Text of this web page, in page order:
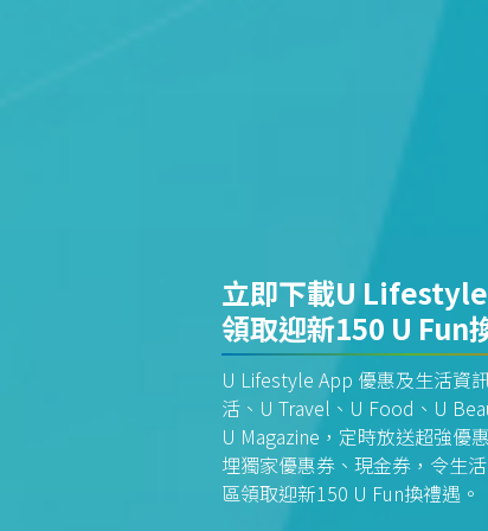
立即下載U
領取迎新150 U Fun
U Lifestyle App 優惠及生活資
活、U Travel、U Food、U
U Magazine，定時放送超強優
埋獨家優惠券、現金券，令生
區領取迎新150 U Fun換禮遇。